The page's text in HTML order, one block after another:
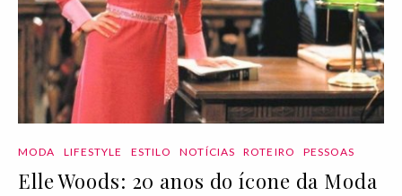
MODA LIFESTYLE ESTILO NOTÍCIAS ROTEIRO PESSOAS
Elle Woods: 20 anos do ícone da Moda